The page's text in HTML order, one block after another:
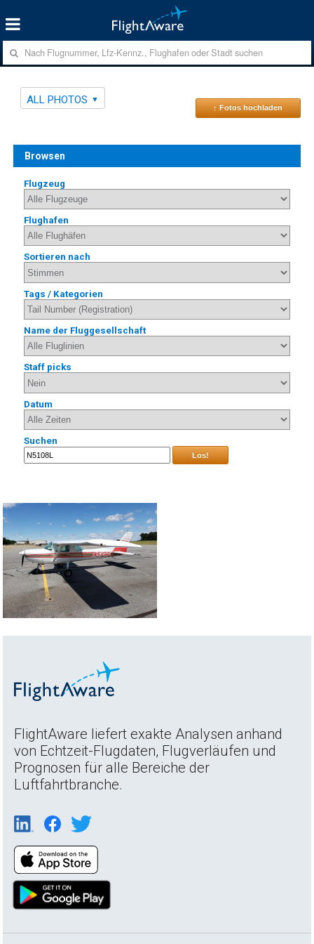
ALL PHOTOS
↑ Fotos hochladen
Browsen
Flugzeug
Flughafen
Sortieren nach
Tags / Kategorien
Name der Fluggesellschaft
Staff picks
Datum
Suchen
Los!
FlightAware liefert exakte Analysen anhand
von Echtzeit-Flugdaten, Flugverläufen und
Prognosen für alle Bereiche der
Luftfahrtbranche.